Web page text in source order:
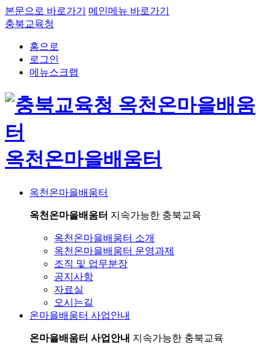
본문으로 바로가기
메인메뉴 바로가기
충북교육청
홈으로
로그인
메뉴스크랩
옥천온마을배움터
옥천온마을배움터
옥천온마을배움터 지속가능한 충북교육
옥천온마을배움터 소개
옥천온마을배움터 운영과제
조직 및 업무분장
공지사항
자료실
오시는길
온마을배움터 사업안내
온마을배움터 사업안내 지속가능한 충북교육